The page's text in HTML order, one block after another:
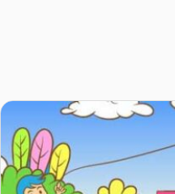
Zur Detailseite von